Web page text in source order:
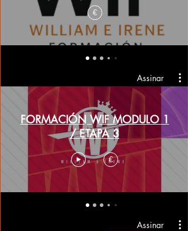
€
Assinar
FORMACIÓN WIF MODULO 1
/ ETAPA 3
€
Assinar